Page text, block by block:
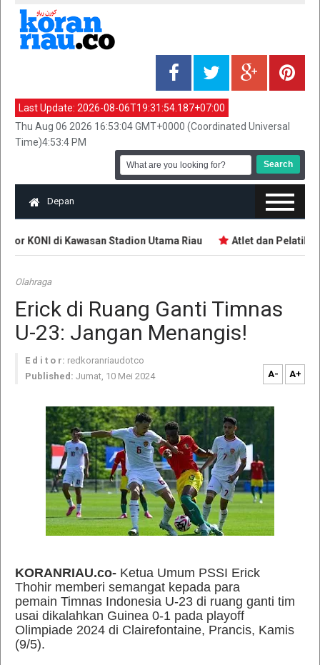
Last Update: 2026-08-06T19:31:54.187+07:00
Thu Aug 06 2026 16:53:04 GMT+0000 (Coordinated Universal
Time)4:53:4 PM
Depan
KONI di Kawasan Stadion Utama Riau Atlet dan Pelatih
Olahraga
Erick di Ruang Ganti Timnas
U-23: Jangan Menangis!
E d i t o r: redkoranriaudotco
Published: Jumat, 10 Mei 2024 A- A+
KORANRIAU.co- Ketua Umum PSSI Erick
Thohir memberi semangat kepada para
pemain Timnas Indonesia U-23 di ruang ganti tim
usai dikalahkan Guinea 0-1 pada playoff
Olimpiade 2024 di Clairefontaine, Prancis, Kamis
(9/5).